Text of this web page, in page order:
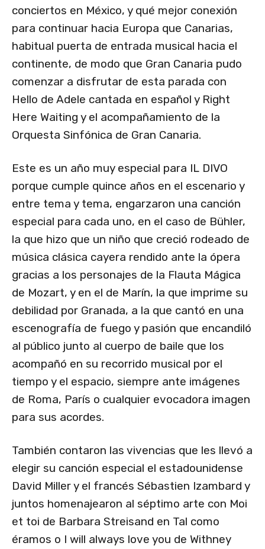
conciertos en México, y qué mejor conexión
para continuar hacia Europa que Canarias,
habitual puerta de entrada musical hacia el
continente, de modo que Gran Canaria pudo
comenzar a disfrutar de esta parada con
Hello de Adele cantada en español y Right
Here Waiting y el acompañamiento de la
Orquesta Sinfónica de Gran Canaria.
Este es un año muy especial para IL DIVO
porque cumple quince años en el escenario y
entre tema y tema, engarzaron una canción
especial para cada uno, en el caso de Bühler,
la que hizo que un niño que creció rodeado de
música clásica cayera rendido ante la ópera
gracias a los personajes de la Flauta Mágica
de Mozart, y en el de Marín, la que imprime su
debilidad por Granada, a la que cantó en una
escenografía de fuego y pasión que encandiló
al público junto al cuerpo de baile que los
acompañó en su recorrido musical por el
tiempo y el espacio, siempre ante imágenes
de Roma, París o cualquier evocadora imagen
para sus acordes.
También contaron las vivencias que les llevó a
elegir su canción especial el estadounidense
David Miller y el francés Sébastien Izambard y
juntos homenajearon al séptimo arte con Moi
et toi de Barbara Streisand en Tal como
éramos o I will always love you de Withney